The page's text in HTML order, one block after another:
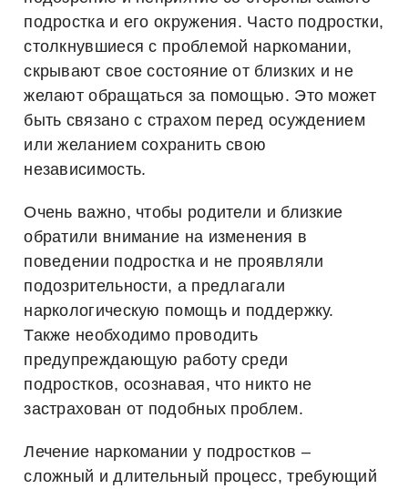
подростка и его окружения. Часто подростки,
столкнувшиеся с проблемой наркомании,
скрывают свое состояние от близких и не
желают обращаться за помощью. Это может
быть связано с страхом перед осуждением
или желанием сохранить свою
независимость.
Очень важно, чтобы родители и близкие
обратили внимание на изменения в
поведении подростка и не проявляли
подозрительности, а предлагали
наркологическую помощь и поддержку.
Также необходимо проводить
предупреждающую работу среди
подростков, осознавая, что никто не
застрахован от подобных проблем.
Лечение наркомании у подростков –
сложный и длительный процесс, требующий